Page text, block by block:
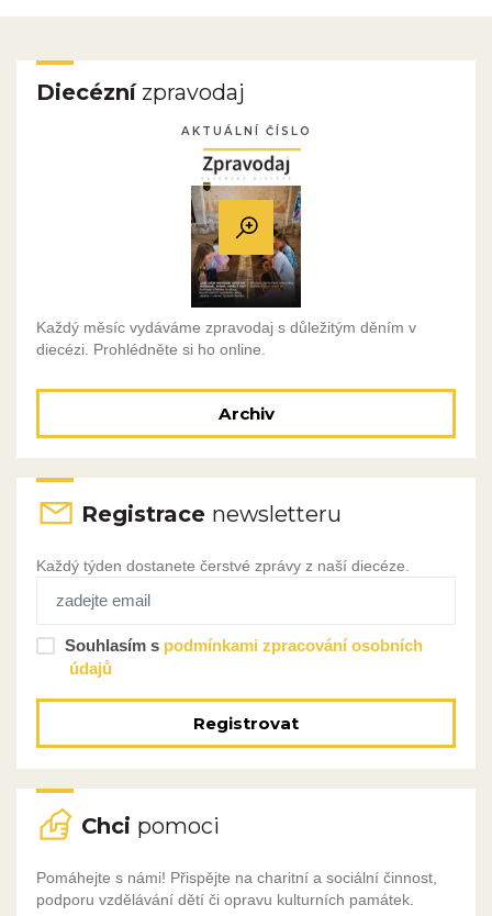
Diecéznízpravodaj
AKTUÁLNÍ ČÍSLO
Každý měsíc vydáváme zpravodaj s důležitým děním v
diecézi. Prohlédněte si ho online.
Archiv
Registrace newsletteru
Každý týden dostanete čerstvé zprávy z naší diecéze.
Souhlasím s podmínkami zpracování osobních
údajů
Registrovat
Chci pomoci
Pomáhejte s námi! Přispějte na charitní a sociální činnost,
podporu vzdělávání dětí či opravu kulturních památek.